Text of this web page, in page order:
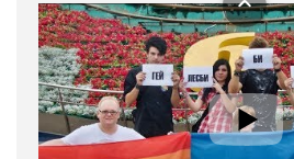
Разом наш голос лунає гучніше!